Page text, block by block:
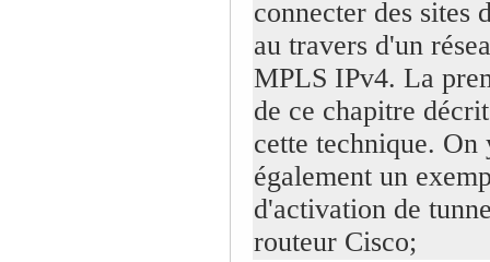
connecter des sites
au travers d'un
MPLS IPv4. La
de ce chapitre
cette technique. On
également un
d'activation de
routeur Cisco;